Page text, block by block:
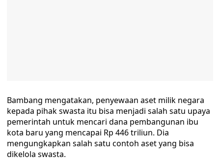
Bambang mengatakan, penyewaan aset milik negara
kepada pihak swasta itu bisa menjadi salah satu upaya
pemerintah untuk mencari dana pembangunan ibu
kota baru yang mencapai Rp 446 triliun. Dia
mengungkapkan salah satu contoh aset yang bisa
dikelola swasta.